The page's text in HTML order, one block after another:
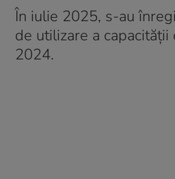
În iulie 2025, s-au
de utilizare a
2024.